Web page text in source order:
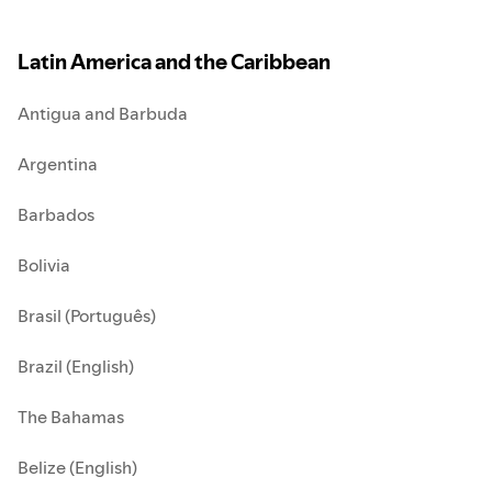
Latin America and the Caribbean
Antigua and Barbuda
Argentina
Barbados
Bolivia
Brasil (Português)
Brazil (English)
The Bahamas
Belize (English)